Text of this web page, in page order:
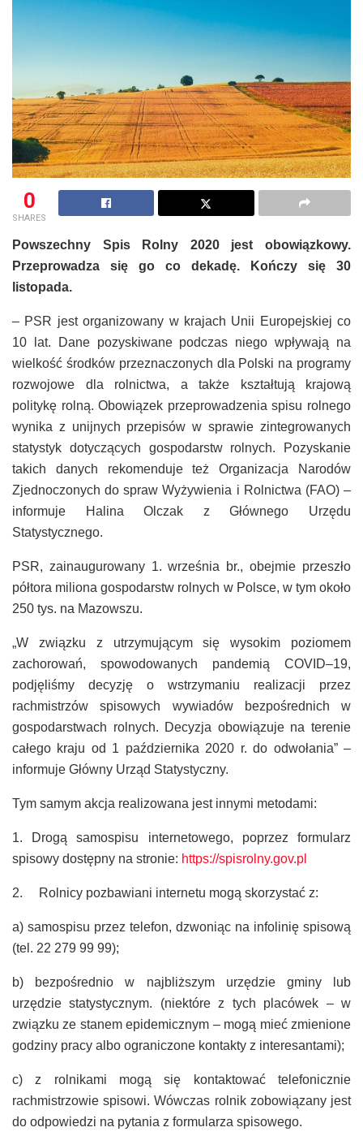
0
SHARES
Powszechny Spis Rolny 2020 jest obowiązkowy.
Przeprowadza się go co dekadę. Kończy się 30
listopada.
– PSR jest organizowany w krajach Unii Europejskiej co
10 lat. Dane pozyskiwane podczas niego wpływają na
wielkość środków przeznaczonych dla Polski na programy
rozwojowe dla rolnictwa, a także kształtują krajową
politykę rolną. Obowiązek przeprowadzenia spisu rolnego
wynika z unijnych przepisów w sprawie zintegrowanych
statystyk dotyczących gospodarstw rolnych. Pozyskanie
takich danych rekomenduje też Organizacja Narodów
Zjednoczonych do spraw Wyżywienia i Rolnictwa (FAO) –
informuje Halina Olczak z Głównego Urzędu
Statystycznego.
PSR, zainaugurowany 1. września br., obejmie przeszło
półtora miliona gospodarstw rolnych w Polsce, w tym około
250 tys. na Mazowszu.
„W związku z utrzymującym się wysokim poziomem
zachorowań, spowodowanych pandemią COVID–19,
podjęliśmy decyzję o wstrzymaniu realizacji przez
rachmistrzów spisowych wywiadów bezpośrednich w
gospodarstwach rolnych. Decyzja obowiązuje na terenie
całego kraju od 1 października 2020 r. do odwołania” –
informuje Główny Urząd Statystyczny.
Tym samym akcja realizowana jest innymi metodami:
1. Drogą samospisu internetowego, poprzez formularz
spisowy dostępny na stronie: https://spisrolny.gov.pl
2. Rolnicy pozbawiani internetu mogą skorzystać z:
a) samospisu przez telefon, dzwoniąc na infolinię spisową
(tel. 22 279 99 99);
b) bezpośrednio w najbliższym urzędzie gminy lub
urzędzie statystycznym. (niektóre z tych placówek – w
związku ze stanem epidemicznym – mogą mieć zmienione
godziny pracy albo ograniczone kontakty z interesantami);
c) z rolnikami mogą się kontaktować telefonicznie
rachmistrzowie spisowi. Wówczas rolnik zobowiązany jest
do odpowiedzi na pytania z formularza spisowego.